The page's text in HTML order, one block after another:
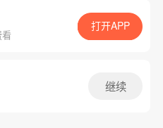
App免费看
打开APP
继续